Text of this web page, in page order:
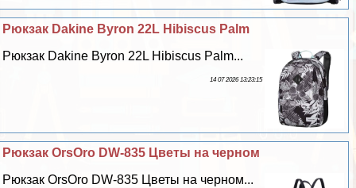
Рюкзак Dakine Byron 22L Hibiscus Palm
Рюкзак Dakine Byron 22L Hibiscus Palm...
14 07 2026 13:23:15
Рюкзак OrsOro DW-835 Цветы на черном
Рюкзак OrsOro DW-835 Цветы на черном...